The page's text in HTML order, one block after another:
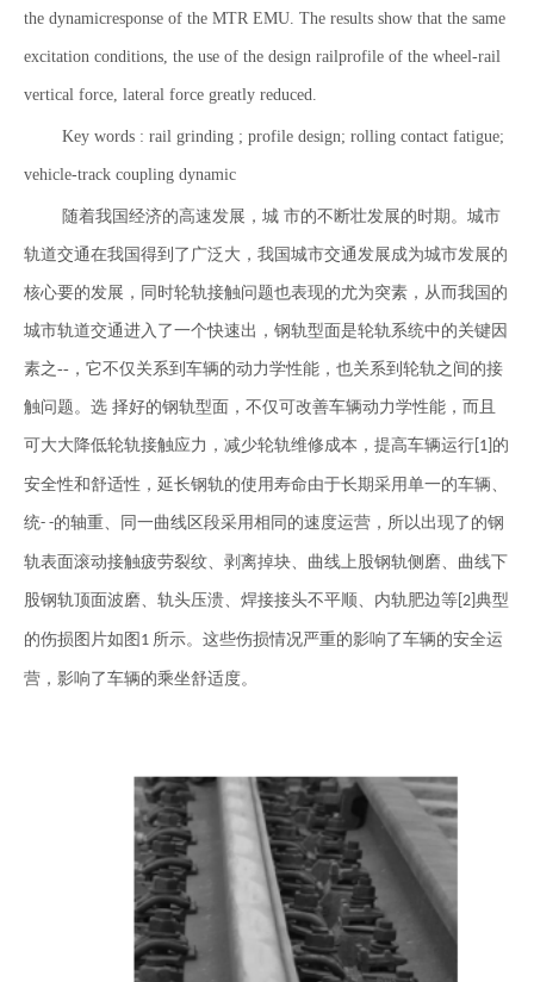
the dynamicresponse of the MTR EMU. The results show that the same
excitation conditions, the use of the design railprofile of the wheel-rail
vertical force, lateral force greatly reduced.
Key words : rail grinding ; profile design; rolling contact fatigue;
vehicle-track coupling dynamic
随着我国经济的高速发展，城 市的不断壮发展的时期。城市
轨道交通在我国得到了广泛大，我国城市交通发展成为城市发展的
核心要的发展，同时轮轨接触问题也表现的尤为突素，从而我国的
城市轨道交通进入了一个快速出，钢轨型面是轮轨系统中的关键因
素之--，它不仅关系到车辆的动力学性能，也关系到轮轨之间的接
触问题。选 择好的钢轨型面，不仅可改善车辆动力学性能，而且
可大大降低轮轨接触应力，减少轮轨维修成本，提高车辆运行 [1] 的
安全性和舒适性，延长钢轨的使用寿命由于长期采用单一的车辆、
统- -的轴重、同一曲线区段采用相同的速度运营，所以出现了的钢
轨表面滚动接触疲劳裂纹、剥离掉块、曲线上股钢轨侧磨、曲线下
股钢轨顶面波磨、轨头压溃、焊接接头不平顺、内轨肥边等 [2] 典型
的伤损图片如图 1 所示。这些伤损情况严重的影响了车辆的安全运
营，影响了车辆的乘坐舒适度。